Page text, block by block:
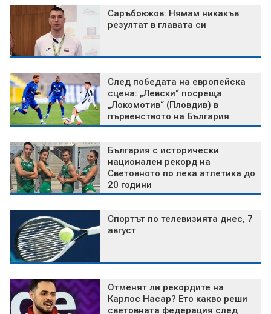
Саръбоюков: Нямам никакъв
резултат в главата си
След победата на европейска
сцена: „Левски“ посреща
„Локомотив“ (Пловдив) в
първенството на България
България с исторически
национален рекорд на
Световното по лека атлетика до
20 години
Спортът по телевизията днес, 7
август
Отменят ли рекордите на
Карлос Насар? Ето какво реши
световната федерация след